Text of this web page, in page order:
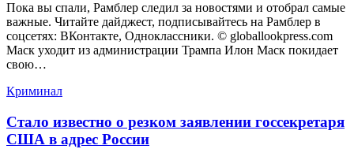
Пока вы спали, Рамблер следил за новостями и отобрал самые
важные. Читайте дайджест, подписывайтесь на Рамблер в
соцсетях: ВКонтакте, Одноклассники. © globallookpress.com
Маск уходит из администрации Трампа Илон Маск покидает
свою…
Криминал
Стало известно о резком заявлении госсекретаря
США в адрес России